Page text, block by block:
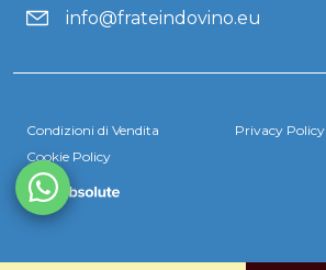
info@frateindovino.eu
Condizioni di Vendita
Privacy Policy
Cookie Policy